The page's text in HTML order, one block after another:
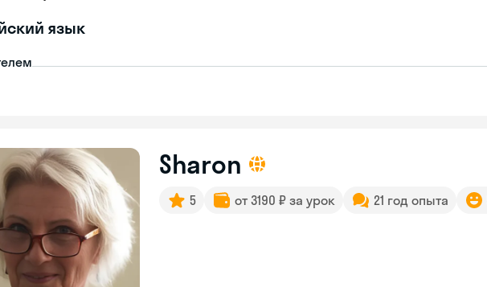
язык
Sharon
5 от 3190 ₽ за урок 21 год опыта